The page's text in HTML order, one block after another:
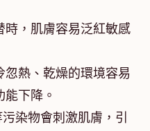
時，肌膚容易泛紅敏感
忽熱、乾燥的環境容易
下降。
染物會刺激肌膚，引